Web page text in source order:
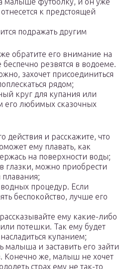
к предстоящей
подражать другим
обратите его внимание на
резвятся в водоеме.
захочет присоединиться
рядом;
круг для купания или
его любимых сказочных
действия и расскажите, что
ему плавать, как
на поверхности воды;
глазки, можно приобрести
процедур. Если
беспокойство, лучше его
ему какие-либо
потешки. Так ему будет
купанием;
малыша и заставить его зайти
Конечно же, малыш не хочет
страх ему не так-то